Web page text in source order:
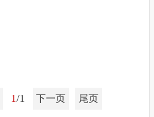
1/1 下一页 尾页